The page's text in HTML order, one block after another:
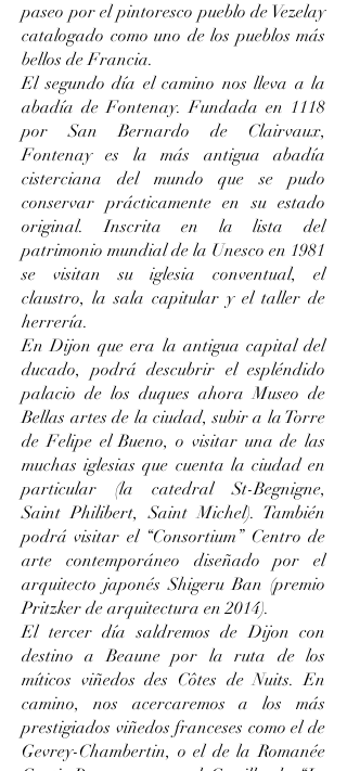
paseo por el pintoresco pueblo de Vezelay
catalogado como uno de los pueblos más
bellos de Francia.
El segundo día el camino nos lleva a la
abadía de Fontenay. Fundada en 1118
por San Bernardo de Clairvaux,
Fontenay es la más antigua abadía
cisterciana del mundo que se pudo
conservar prácticamente en su estado
original. Inscrita en la lista del
patrimonio mundial de la Unesco en 1981
se visitan su iglesia conventual, el
claustro, la sala capitular y el taller de
herrería.
En Dijon que era la antigua capital del
ducado, podrá descubrir el espléndido
palacio de los duques ahora Museo de
Bellas artes de la ciudad, subir a la Torre
de Felipe el Bueno, o visitar una de las
muchas iglesias que cuenta la ciudad en
particular (la catedral St-Begnigne,
Saint Philibert, Saint Michel). También
podrá visitar el “Consortium” Centro de
arte contemporáneo diseñado por el
arquitecto japonés Shigeru Ban (premio
Pritzker de arquitectura en 2014).
El tercer día saldremos de Dijon con
destino a Beaune por la ruta de los
míticos viñedos des Côtes de Nuits. En
camino, nos acercaremos a los más
prestigiados viñedos franceses como el de
Gevrey-Chambertin, o el de la Romanée